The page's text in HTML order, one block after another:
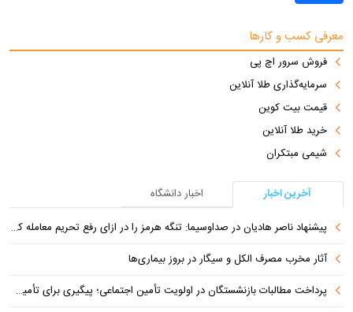
معرفی کسب و کارها
فروش سرور اچ پی
سرمایه‌گذاری طلا آنلاین
قیمت بیت کوین
خرید طلا آنلاین
شیمی مبتکران
آخرین اخبار
اخبار دانشگاه
پیشنهاد ناصر هادیان در صداوسیما: تنگه هرمز را در ازای رفع تحریم معامله کنیم
آثار مخرب مصرف الکل و سیگار در بروز بیماری‌ها
پرداخت مطالبات بازنشستگان در اولویت تأمین اجتماعی؛ پیگیری برای تأمین منابع ادامه دارد